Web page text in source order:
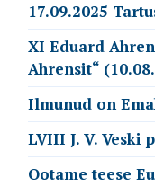
17.09.2025
XI Eduard
Ahrensit“
Ilmunud on
LVIII J. V. Veski
Ootame teese